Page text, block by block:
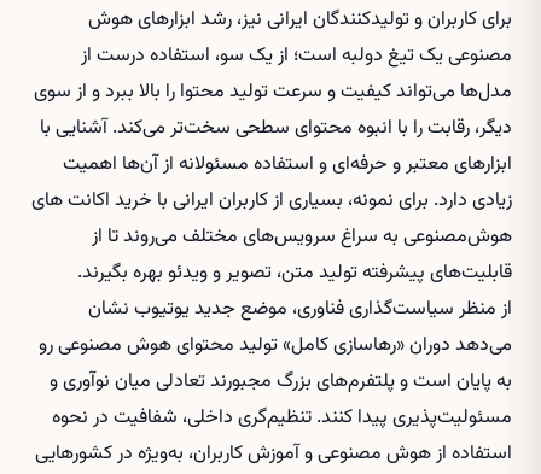
برای کاربران و تولیدکنندگان ایرانی نیز، رشد ابزارهای هوش
مصنوعی یک تیغ دولبه است؛ از یک سو، استفاده درست از
مدل‌ها می‌تواند کیفیت و سرعت تولید محتوا را بالا ببرد و از سوی
دیگر، رقابت را با انبوه محتوای سطحی سخت‌تر می‌کند. آشنایی با
ابزارهای معتبر و حرفه‌ای و استفاده مسئولانه از آن‌ها اهمیت
زیادی دارد. برای نمونه، بسیاری از کاربران ایرانی با خرید اکانت های
هوش‌مصنوعی به سراغ سرویس‌های مختلف می‌روند تا از
قابلیت‌های پیشرفته تولید متن، تصویر و ویدئو بهره بگیرند.
از منظر سیاست‌گذاری فناوری، موضع جدید یوتیوب نشان
می‌دهد دوران «رهاسازی کامل» تولید محتوای هوش مصنوعی رو
به پایان است و پلتفرم‌های بزرگ مجبورند تعادلی میان نوآوری و
مسئولیت‌پذیری پیدا کنند. تنظیم‌گری داخلی، شفافیت در نحوه
استفاده از هوش مصنوعی و آموزش کاربران، به‌ویژه در کشورهایی